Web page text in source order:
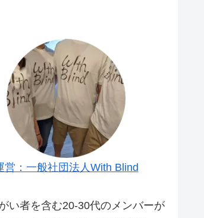
営：一般社団法人With Blind
い者を含む20-30代のメンバーが